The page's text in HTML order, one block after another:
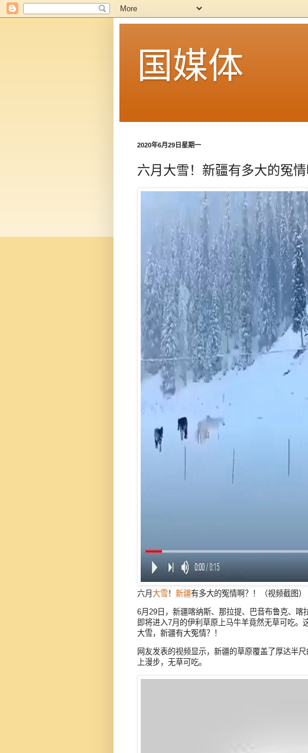
国媒体
2020年6月29日星期一
六月大雪！新疆有多大的冤
六月 大雪！ 新疆有多大的冤情啊？！（视频截图）
6月29日，新疆喀纳斯、那拉提、巴音布鲁克、喀
即将进入7月的伊利草原上马牛羊竟然无草可吃。
大雪，新疆有大冤情？！
网友发表的视频显示，新疆的草原覆盖了厚达半
上漫步，无草可吃。